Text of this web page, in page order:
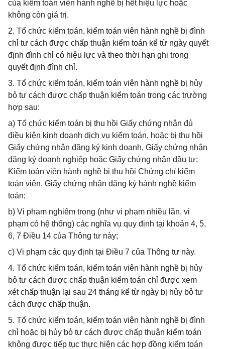
của kiểm toán viên hành nghề bị hết hiệu lực hoặc
không còn giá trị.
2. Tổ chức kiểm toán, kiểm toán viên hành nghề bị đình
chỉ tư cách được chấp thuận kiểm toán kể từ ngày quyết
định đình chỉ có hiệu lực và theo thời hạn ghi trong
quyết định đình chỉ.
3. Tổ chức kiểm toán, kiểm toán viên hành nghề bị hủy
bỏ tư cách được chấp thuận kiểm toán trong các trường
hợp sau:
a) Tổ chức kiểm toán bị thu hồi Giấy chứng nhận đủ
điều kiện kinh doanh dịch vụ kiểm toán, hoặc bị thu hồi
Giấy chứng nhận đăng ký kinh doanh, Giấy chứng nhận
đăng ký doanh nghiệp hoặc Giấy chứng nhận đầu tư;
Kiểm toán viên hành nghề bị thu hồi Chứng chỉ kiểm
toán viên, Giấy chứng nhận đăng ký hành nghề kiểm
toán;
b) Vi phạm nghiêm trọng (như vi phạm nhiều lần, vi
phạm có hệ thống) các nghĩa vụ quy định tại khoản 4, 5,
6, 7 Điều 14 của Thông tư này;
c) Vi phạm các quy định tại Điều 7 của Thông tư này.
4. Tổ chức kiểm toán, kiểm toán viên hành nghề bị hủy
bỏ tư cách được chấp thuận kiểm toán chỉ được xem
xét chấp thuận lại sau 24 tháng kể từ ngày bị hủy bỏ tư
cách được chấp thuận.
5. Tổ chức kiểm toán, kiểm toán viên hành nghề bị đình
chỉ hoặc bị hủy bỏ tư cách được chấp thuận kiểm toán
không được tiếp tục thực hiện các hợp đồng kiểm toán